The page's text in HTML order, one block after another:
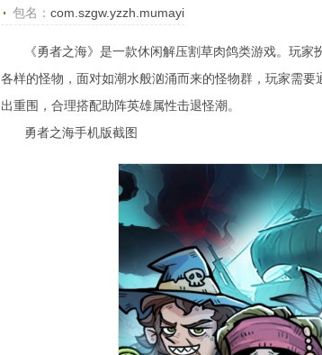
包名： com.szgw.yzzh.mumayi
《勇者之海》是一款休闲解压割草肉鸽类游戏。玩
各样的怪物，面对如潮水般汹涌而来的怪物群，玩家需
出重围，合理搭配助阵英雄属性击退怪潮。
勇者之海手机版截图